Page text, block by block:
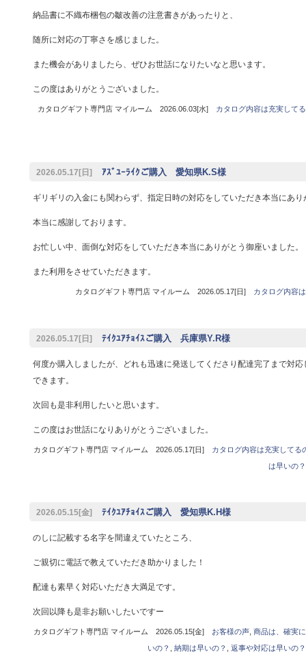
納品書に不織布梱包の皺改善の注意書きがあったりと、
随所に対応の丁寧さを感じました。
また機会がありましたら、ぜひお世話になりたいなと思います。
この度はありがとうございました。
カタログギフト専門店 マイルーム 2026.06.03[水] カタログ内容は充実して
2026.05.17[日] ｱｽﾞﾕｰﾗｲｸご購入 愛知県K.S様
ギリギリの入金にも関わらず、指定日時の対応をしていただき本当にあ
本当に感謝しております。
お忙しい中、面倒な対応をしていただき本当にありがとう御座いました。
また利用をさせていただきます。
カタログギフト専門店 マイルーム 2026.05.17[日] カタログ内容
2026.05.17[日] ﾃｲｸﾕｱﾁｮｲｽご購入 兵庫県Y.R様
何度か購入しましたが、どれも迅速に発送してくださり配達完了まで対
できます。
次回も是非利用したいと思います。
この度はお世話になりありがとうございました。
カタログギフト専門店 マイルーム 2026.05.17[日]
カタログ内容は充実してる
は早いの？
2026.05.15[金] ﾃｲｸﾕｱﾁｮｲｽご購入 愛知県K.H様
のしに記載する名字を間違えていたところ、
ご親切に電話で教えていただき助かりました！
配達も素早く対応いただき大満足です。
次回以降も是非お願いしたいですー
カタログギフト専門店 マイルーム 2026.05.15[金] お客様の声, 商品は、確実
いの？
納期は早いの？ 返事や対応は早いの？